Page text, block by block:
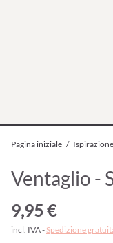
Pagina iniziale / Ispirazione
Ventaglio -
9,95 €
incl. IVA - Spedizione